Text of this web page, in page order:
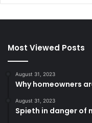
Most Viewed Posts
August 31, 2023
Why homeowners
August 31, 2023
Spieth in danger of